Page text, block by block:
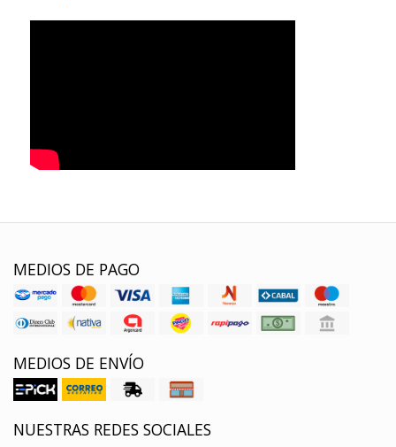
MEDIOS DE PAGO
MEDIOS DE ENVÍO
NUESTRAS REDES SOCIALES